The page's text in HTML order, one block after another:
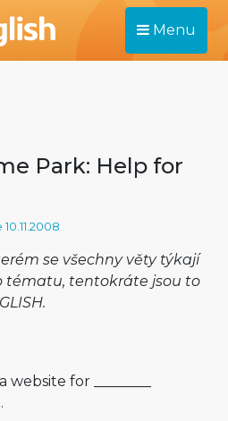
Menu
Park: Help for
se všechny věty týkají
tématu, tentokráte jsou to
website for ________